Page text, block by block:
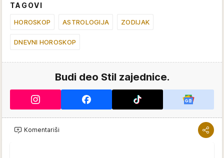
TAGOVI
HOROSKOP ASTROLOGIJA ZODIJAK
DNEVNI HOROSKOP
Budi deo Stil zajednice.
Komentariši